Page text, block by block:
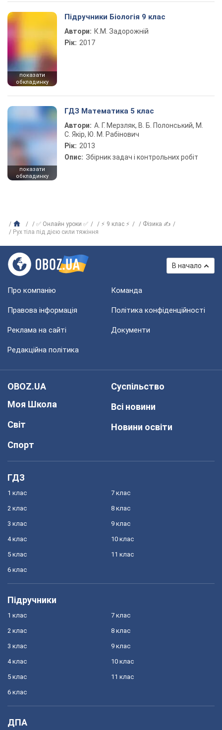
показати
обкладинку
Підручники Біологія 9 клас
Автори: К.М. Задорожній
Рік: 2017
показати
обкладинку
ГДЗ Математика 5 клас
Автори: А. Г. Мерзляк, В. Б. Полонський, М.
С. Якір, Ю. М. Рабінович
Рік: 2013
Опис: Збірник задач і контрольних робіт
✅ Онлайн уроки ✅ ⚡ 9 клас ⚡
Фізика ✍
Рух тіла під дією сили тяжіння
В начало
Про компанію Команда
Правова інформація Політика конфіденційності
Реклама на сайті Документи
Редакційна політика
OBOZ.UA
Моя Школа
Світ
Спорт
Суспільство
Всі новини
Новини освіти
ГДЗ
1 клас
2 клас
3 клас
4 клас
5 клас
6 клас
7 клас
8 клас
9 клас
10 клас
11 клас
Підручники
1 клас
2 клас
3 клас
4 клас
5 клас
6 клас
7 клас
8 клас
9 клас
10 клас
11 клас
ДПА